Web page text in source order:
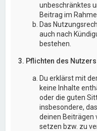
unbeschränktes
Beitrag im
Das
auch nach
bestehen.
3. Pflichten des Nutzers
Du erklärst mit
keine Inhalte
oder die guten
insbesondere,
deinen Beiträgen
setzen bzw. zu